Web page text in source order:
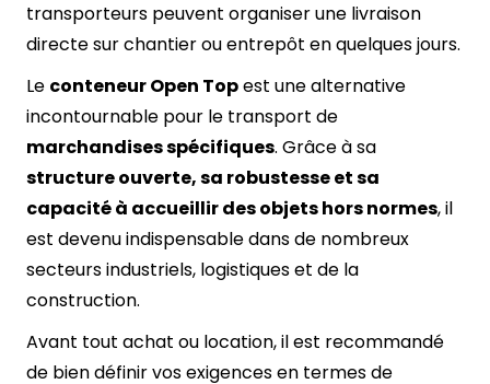
transporteurs peuvent organiser une livraison
directe sur chantier ou entrepôt en quelques jours.
Le conteneur Open Topest une alternative
incontournable pour le transport de
marchandises spécifiques. Grâce à sa
structure ouverte, sa robustesse et sa
capacité à accueillir des objets hors normes, il
est devenu indispensable dans de nombreux
secteurs industriels, logistiques et de la
construction.
Avant tout achat ou location, il est recommandé
de bien définir vos exigences en termes de